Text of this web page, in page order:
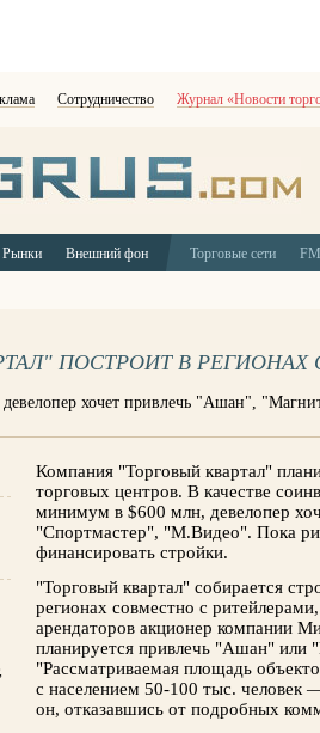
Сотрудничество Журнал «Новости
Рынки Внешний фон Торговые сети
ПОСТРОИТ В РЕГИОНАХ
девелопер хочет привлечь "Ашан",
,
Компания "Торговый квартал"
торговых центров. В качестве
минимум в $600 млн, девелопер
"Спортмастер", "М.Видео". Пока
финансировать стройки.
"Торговый квартал" собирается
регионах совместно с
арендаторов акционер компании
планируется привлечь "Ашан"
"Рассматриваемая площадь
с населением 50-100 тыс.
он, отказавшись от подробных